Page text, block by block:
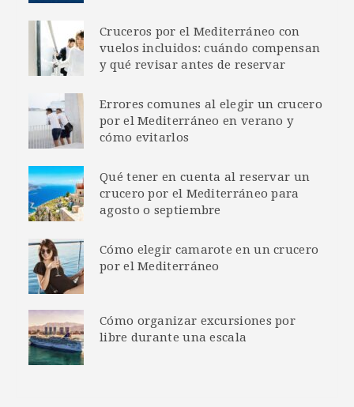
Cruceros por el Mediterráneo con
vuelos incluidos: cuándo compensan
y qué revisar antes de reservar
Errores comunes al elegir un crucero
por el Mediterráneo en verano y
cómo evitarlos
Qué tener en cuenta al reservar un
crucero por el Mediterráneo para
agosto o septiembre
Cómo elegir camarote en un crucero
por el Mediterráneo
Cómo organizar excursiones por
libre durante una escala